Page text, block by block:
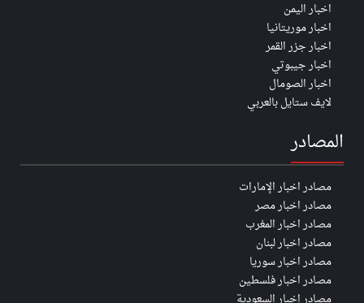
اخبار اليمن
اخبار موريتانيا
اخبار جزر القمر
اخبار جيبوتي
اخبار الصومال
لايف ستايل بالعربي
المصادر
مصادر اخبار الإمارات
مصادر اخبار مصر
مصادر اخبار المغرب
مصادر اخبار لبنان
مصادر اخبار سوريا
مصادر اخبار فلسطين